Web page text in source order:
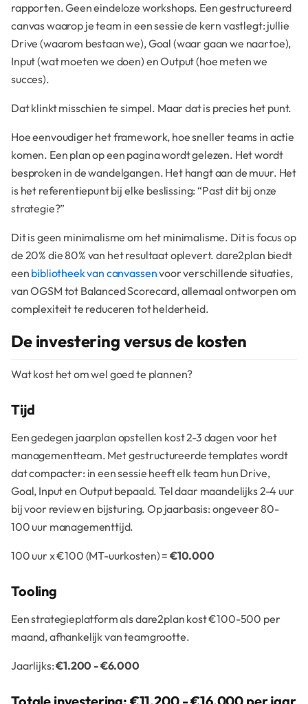
rapporten. Geen eindeloze workshops. Een gestructureerd
canvas waarop je team in een sessie de kern vastlegt: jullie
Drive (waarom bestaan we), Goal (waar gaan we naartoe),
Input (wat moeten we doen) en Output (hoe meten we
succes).
Dat klinkt misschien te simpel. Maar dat is precies het punt.
Hoe eenvoudiger het framework, hoe sneller teams in actie
komen. Een plan op een pagina wordt gelezen. Het wordt
besproken in de wandelgangen. Het hangt aan de muur. Het
is het referentiepunt bij elke beslissing: “Past dit bij onze
strategie?”
Dit is geen minimalisme om het minimalisme. Dit is focus op
de 20% die 80% van het resultaat oplevert. dare2plan biedt
een bibliotheek van canvassenvoor verschillende situaties,
van OGSM tot Balanced Scorecard, allemaal ontworpen om
complexiteit te reduceren tot helderheid.
De investering versus de kosten
Wat kost het om wel goed te plannen?
Tijd
Een gedegen jaarplan opstellen kost 2-3 dagen voor het
managementteam. Met gestructureerde templates wordt
dat compacter: in een sessie heeft elk team hun Drive,
Goal, Input en Output bepaald. Tel daar maandelijks 2-4 uur
bij voor review en bijsturing. Op jaarbasis: ongeveer 80-
100 uur managementtijd.
100 uur x €100 (MT-uurkosten) = €10.000
Tooling
Een strategieplatform als dare2plan kost €100-500 per
maand, afhankelijk van teamgrootte.
Jaarlijks:€1.200 - €6.000